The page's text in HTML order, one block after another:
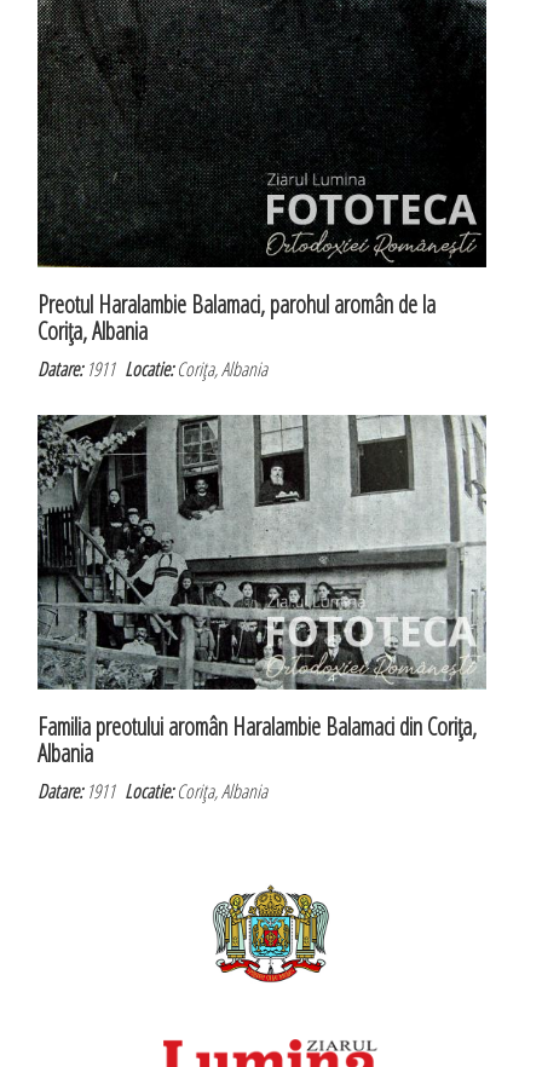
Preotul Haralambie Balamaci, parohul aromân de la
Coriţa, Albania
Datare:1911Locatie:Coriţa, Albania
Familia preotului aromân Haralambie Balamaci din Coriţa,
Albania
Datare:1911Locatie:Coriţa, Albania